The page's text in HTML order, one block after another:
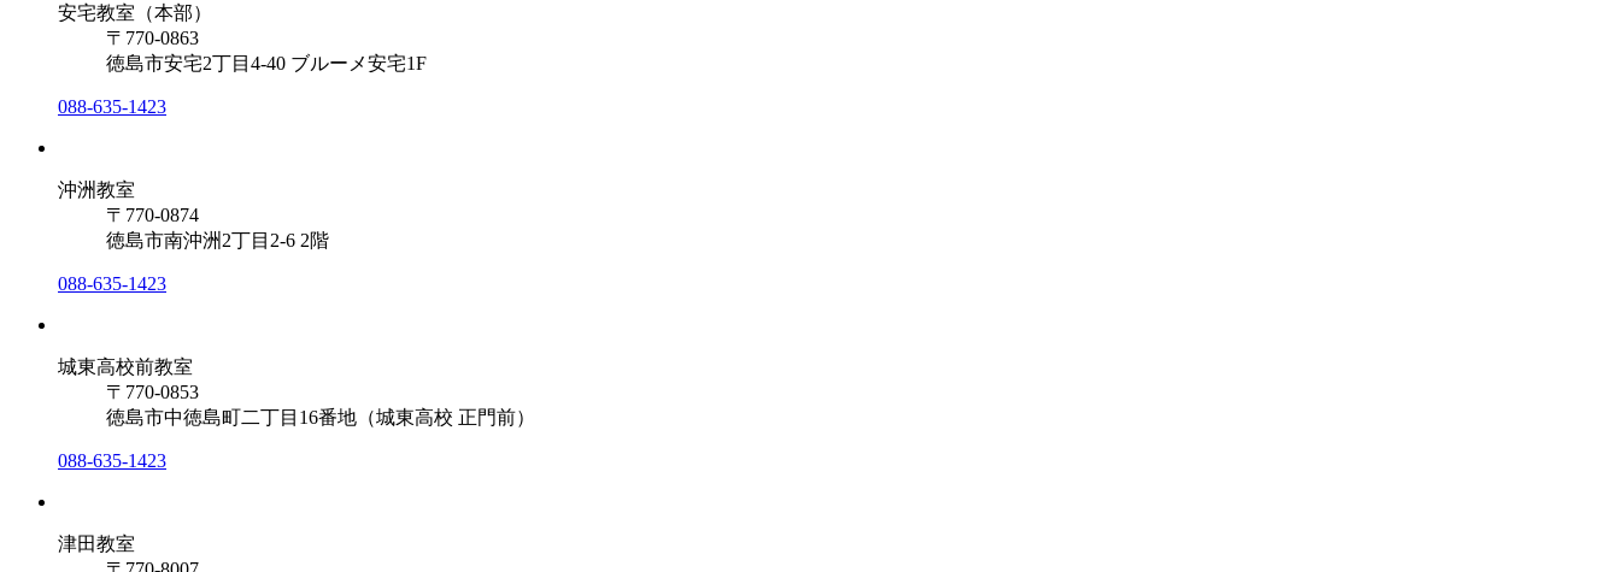
安宅教室（本部）
〒770-0863
徳島市安宅2丁目4-40 ブルーメ安宅1F
088-635-1423
沖洲教室
〒770-0874
徳島市南沖洲2丁目2-6 2階
088-635-1423
城東高校前教室
〒770-0853
徳島市中徳島町二丁目16番地（城東高校 正門前）
088-635-1423
津田教室